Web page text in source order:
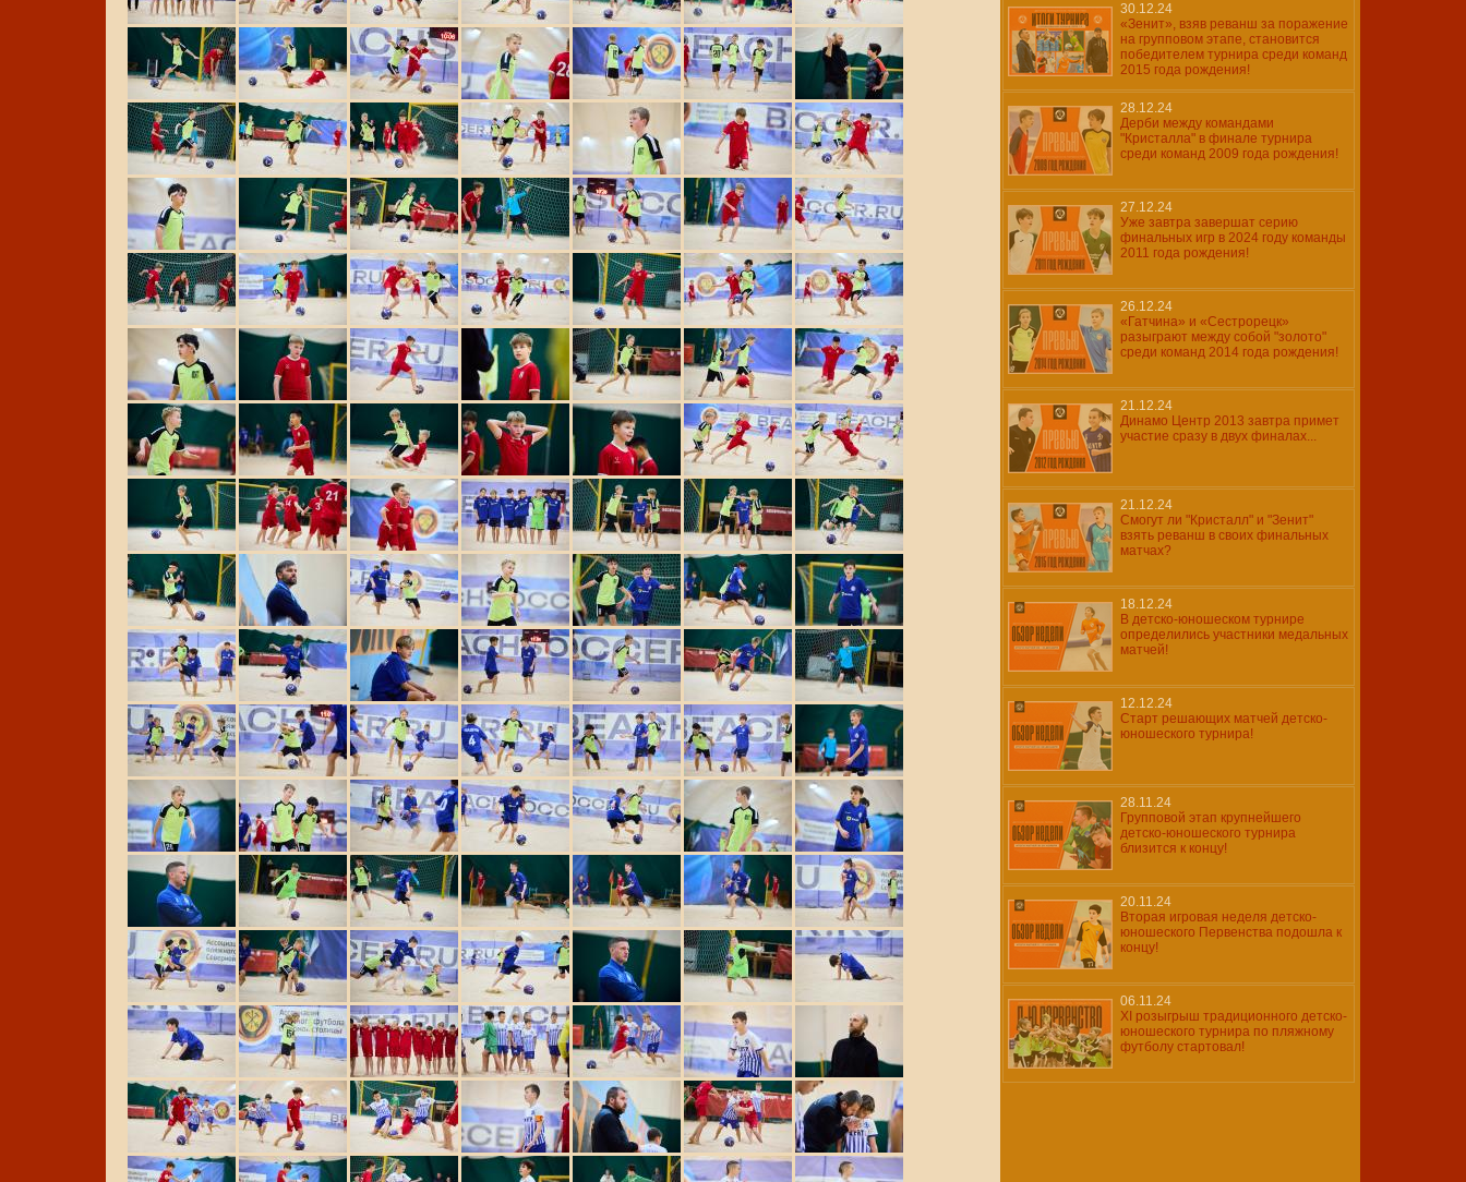
30.12.24
«Зенит», взяв реванш за поражение
на групповом этапе, становится
победителем турнира среди команд
2015 года рождения!
28.12.24
Дерби между командами
"Кристалла" в финале турнира
среди команд 2009 года рождения!
27.12.24
Уже завтра завершат серию
финальных игр в 2024 году команды
2011 года рождения!
26.12.24
«Гатчина» и «Сестрорецк»
разыграют между собой "золото"
среди команд 2014 года рождения!
21.12.24
Динамо Центр 2013 завтра примет
участие сразу в двух финалах...
21.12.24
Смогут ли "Кристалл" и "Зенит"
взять реванш в своих финальных
матчах?
18.12.24
В детско-юношеском турнире
определились участники медальных
матчей!
12.12.24
Старт решающих матчей детско-
юношеского турнира!
28.11.24
Групповой этап крупнейшего
детско-юношеского турнира
близится к концу!
20.11.24
Вторая игровая неделя детско-
юношеского Первенства подошла к
концу!
06.11.24
XI розыгрыш традиционного детско-
юношеского турнира по пляжному
футболу стартовал!